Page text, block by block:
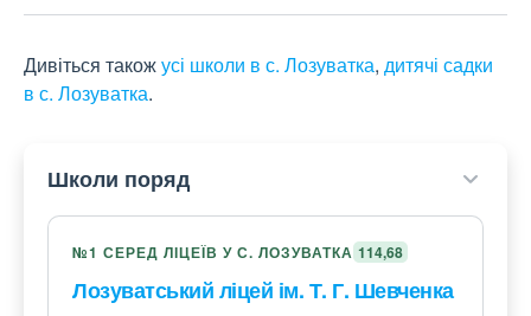
Дивіться такожусі школи в с. Лозуватка, дитячі садки
в с. Лозуватка.
Школи поряд
№1 СЕРЕД ЛІЦЕЇВ У С. ЛОЗУВАТКА 114,68
Лозуватський ліцей ім. Т. Г. Шевченка